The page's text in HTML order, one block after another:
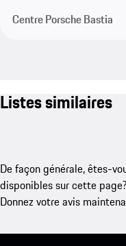
Centre Porsche Bastia
Listes similaires
De façon générale, êtes-
disponibles sur cette page?
Donnez votre avis